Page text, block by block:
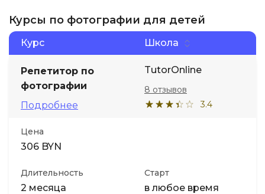
Курсы по фотографии для детей
Курс Школа
Репетитор по
фотографии
Подробнее
TutorOnline
3.4
8 отзывов
Цена
306 BYN
Длительность
2 месяца
Старт
в любое время